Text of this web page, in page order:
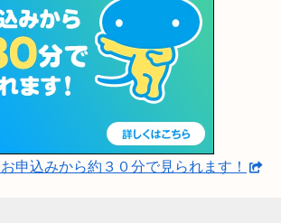
申込みから約３０分で見られます！